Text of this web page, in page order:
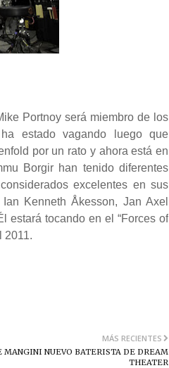
Portnoy será miembro de los
estado vagando luego que
por un rato y ahora está en
Borgir han tenido diferentes
excelentes en sus
Kenneth Åkesson, Jan Axel
estará tocando en el “Forces of
2011.
MÁS RECIENTES
MANGINI NUEVO BATERISTA DE DREAM
THEATER